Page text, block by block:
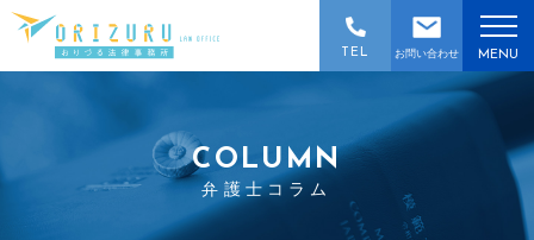
お問い合わせ
TEL MENU
COLUMN
弁護士コラム